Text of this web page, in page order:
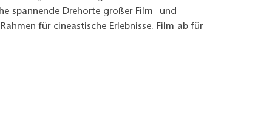
spannende Drehorte großer Film- und
für cineastische Erlebnisse. Film ab für